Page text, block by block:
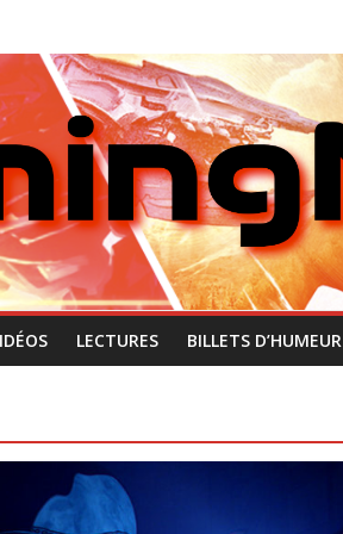
LECTURES BILLETS D’HUMEUR